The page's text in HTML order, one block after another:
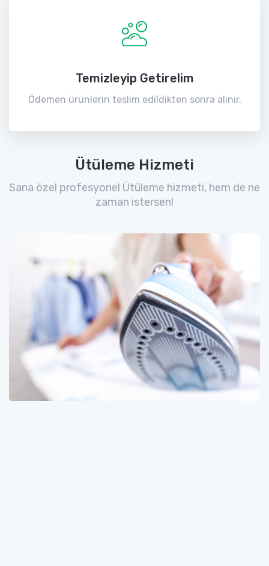
Temizleyip Getirelim
Ödemen ürünlerin teslim edildikten sonra alınır.
Ütüleme Hizmeti
Sana özel profesyonel Ütüleme hizmeti, hem de ne
zaman istersen!